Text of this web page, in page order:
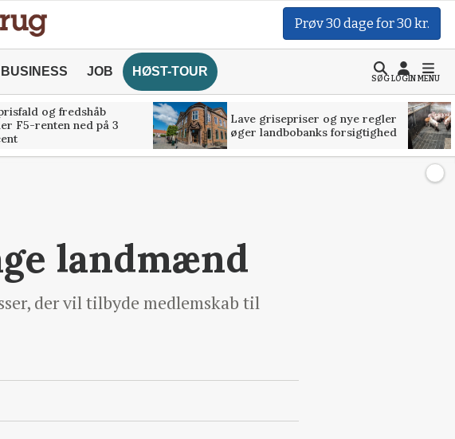
Prøv 30 dage for 30 kr.
BUSINESS JOB HØST-TOUR
SØGLOGINMENU
og fredshåb
F5-renten ned på 3
Lave grisepriser og nye regler
øger landbobanks forsigtighed
landmænd
der vil tilbyde medlemskab til